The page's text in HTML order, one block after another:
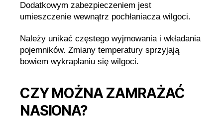
Dodatkowym zabezpieczeniem jest
umieszczenie wewnątrz pochłaniacza wilgoci.
Należy unikać częstego wyjmowania i wkładania
pojemników. Zmiany temperatury sprzyjają
bowiem wykraplaniu się wilgoci.
CZY MOŻNA ZAMRAŻAĆ
NASIONA?